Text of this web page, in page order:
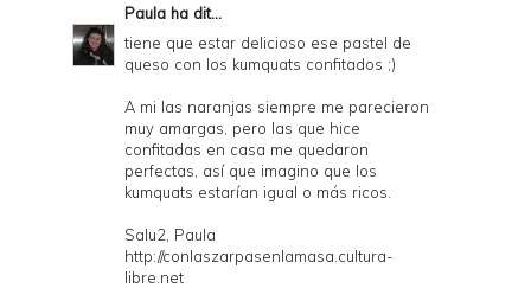
Paula ha dit...
tiene que estar delicioso ese pastel de
queso con los kumquats confitados ;)
A mi las naranjas siempre me parecieron
muy amargas, pero las que hice
confitadas en casa me quedaron
perfectas, así que imagino que los
kumquats estarían igual o más ricos.
Salu2, Paula
http://conlaszarpasenlamasa.cultura-
libre.net